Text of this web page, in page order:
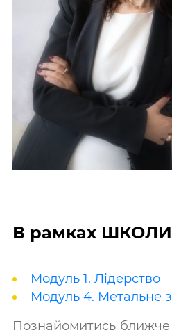
В рамках ШКОЛИ
Модуль 1. Лідерство
Модуль 4. Метальне
Познайомитись